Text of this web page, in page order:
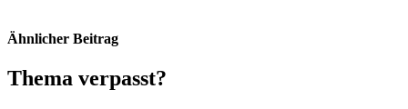
Ähnlicher Beitrag
Thema verpasst?